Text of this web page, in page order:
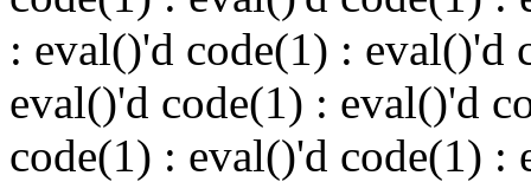
: eval()'d code(1) : eval()'d
eval()'d code(1) : eval()'d
code(1) : eval()'d code(1) :